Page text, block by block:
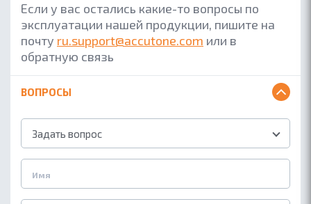
Если у вас остались какие-то вопросы по
эксплуатации нашей продукции, пишите на
почту ru.support@accutone.com или в
обратную связь
ВОПРОСЫ
Задать вопрос